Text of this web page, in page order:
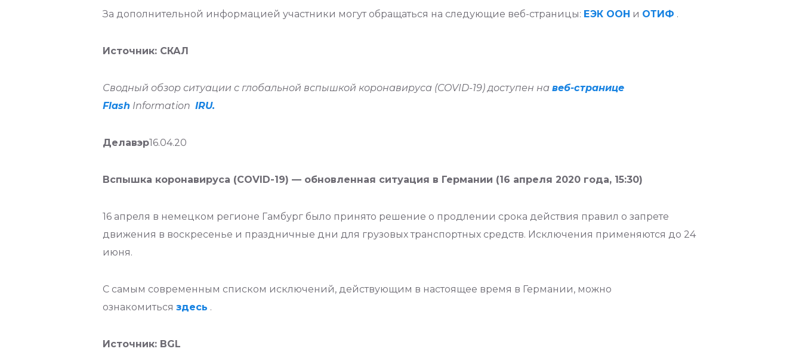
За дополнительной информацией участники могут обращаться на следующие веб-страницы: ЕЭК ООН и ОТИФ .
Источник: СКАЛ
Сводный обзор ситуации с глобальной вспышкой коронавируса (COVID-19) доступен на веб-странице
Flash Information IRU.
Делавэр16.04.20
Вспышка коронавируса (COVID-19) — обновленная ситуация в Германии (16 апреля 2020 года, 15:30)
16 апреля в немецком регионе Гамбург было принято решение о продлении срока действия правил о запрете
движения в воскресенье и праздничные дни для грузовых транспортных средств. Исключения применяются до 24
июня.
С самым современным списком исключений, действующим в настоящее время в Германии, можно
ознакомиться здесь .
Источник: BGL